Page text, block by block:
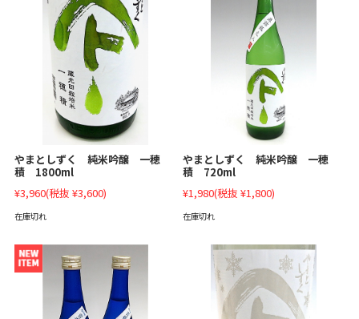
やまとしずく 純米吟醸 一穂
積 1800ml
¥3,960(税抜 ¥3,600)
在庫切れ
やまとしずく 純米吟醸 一穂
積 720ml
¥1,980(税抜 ¥1,800)
在庫切れ